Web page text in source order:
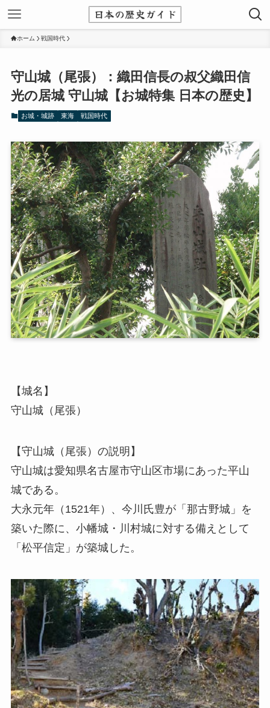
ホーム 戦国時代
守山城（尾張）：織田信長の叔父織田信
光の居城 守山城【お城特集 日本の歴史】
お城・城跡 東海 戦国時代
【城名】
守山城（尾張）
【守山城（尾張）の説明】
守山城は愛知県名古屋市守山区市場にあった平山
城である。
大永元年（1521年）、今川氏豊が「那古野城」を
築いた際に、小幡城・川村城に対する備えとして
「松平信定」が築城した。